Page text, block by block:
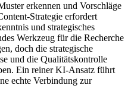
erkennen und Vorschläge
Strategie erfordert
und strategisches
Werkzeug für die Recherche
doch die strategische
und die Qualitätskontrolle
Ein reiner KI-Ansatz führt
echte Verbindung zur